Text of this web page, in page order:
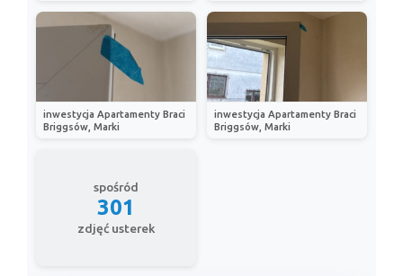
inwestycja Apartamenty Braci
Briggsów, Marki
inwestycja Apartamenty Braci
Briggsów, Marki
spośród
301
zdjęć usterek